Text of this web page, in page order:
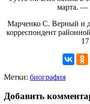
марта.
Марченко С. Верный и
корреспондент
Метки: биография
Добавить